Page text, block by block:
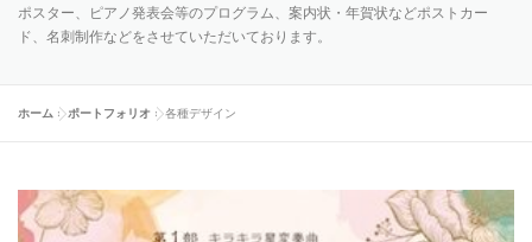
ポスター、ピアノ発表会等のプログラム、案内状・年賀状などポストカー
ド、名刺制作などをさせていただいております。
ホーム »ポートフォリオ »各種デザイン